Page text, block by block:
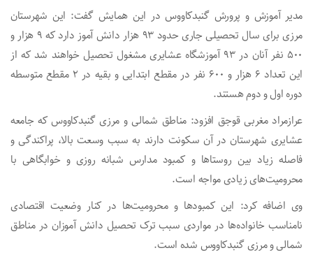
مدیر آموزش و پرورش گنبدکاووس در این همایش گفت: این شهرستان
مرزی برای سال تحصیلی جاری حدود ۹۳ هزار دانش آموز دارد که ۹ هزار و
۵۰۰ نفر آنان در ۹۳ آموزشگاه عشایری مشغول تحصیل خواهند شد که از
این تعداد ۶ هزار و ۶۰۰ نفر در مقطع ابتدایی و بقیه در ۲ مقطع متوسطه
دوره اول و دوم هستند.
عرازمراد مغربی قوجق افزود: مناطق شمالی و مرزی گنبدکاووس که جامعه
عشایری شهرستان در آن سکونت دارند به سبب وسعت بالا، پراکندگی و
فاصله زیاد بین روستاها و کمبود مدارس شبانه روزی و خوابگاهی با
محرومیت‌های زیادی مواجه است.
وی اضافه کرد: این کمبودها و محرومیت‌ها در کنار وضعیت اقتصادی
نامناسب خانواده‌ها در مواردی سبب ترک تحصیل دانش آموزان در مناطق
شمالی و مرزی گنبدکاووس شده است.